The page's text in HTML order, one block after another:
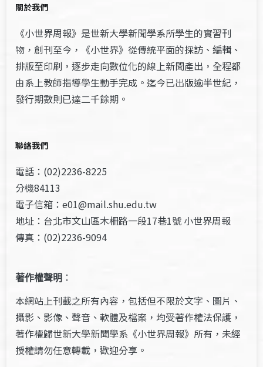
關於我們
《小世界周報》是世新大學新聞學系所學生的實習刊
物，創刊至今，《小世界》從傳統平面的採訪、編輯、
排版至印刷，逐步走向數位化的線上新聞產出，全程都
由系上教師指導學生動手完成。迄今已出版逾半世紀，
發行期數則已達二千餘期。
聯絡我們
電話：(02)2236-8225
分機84113
電子信箱：e01@mail.shu.edu.tw
地址：台北市文山區木柵路一段17巷1號 小世界周報
傳真：(02)2236-9094
著作權聲明 ：
本網站上刊載之所有內容，包括但不限於文字、圖片、
攝影、影像、聲音、軟體及檔案，均受著作權法保護，
著作權歸世新大學新聞學系《小世界周報》所有，未經
授權請勿任意轉載，歡迎分享。